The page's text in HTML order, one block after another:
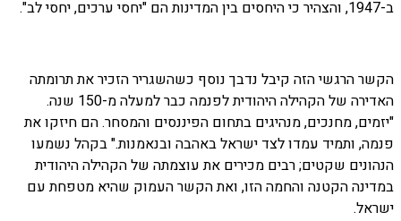
ב-1947, והצהיר כי היחסים בין המדינות הם "יחסי ערכים, יחסי לב".
הקשר הרגשי הזה קיבל נדבך נוסף כשהשגריר הזכיר את תרומתה
האדירה של הקהילה היהודית לפנמה כבר למעלה מ-150 שנה.
"יזמים, מחנכים, מנהיגים בתחום הפיננסים והמסחר. הם חיזקו את
פנמה, ותמיד עמדו לצד ישראל באהבה ובנאמנות." בקהל נשמעו
הנהונים שקטים; רבים מכירים את עוצמתה של הקהילה היהודית
במדינה הקטנה והחמה הזו, ואת הקשר העמוק שהיא מטפחת עם
ישראל.